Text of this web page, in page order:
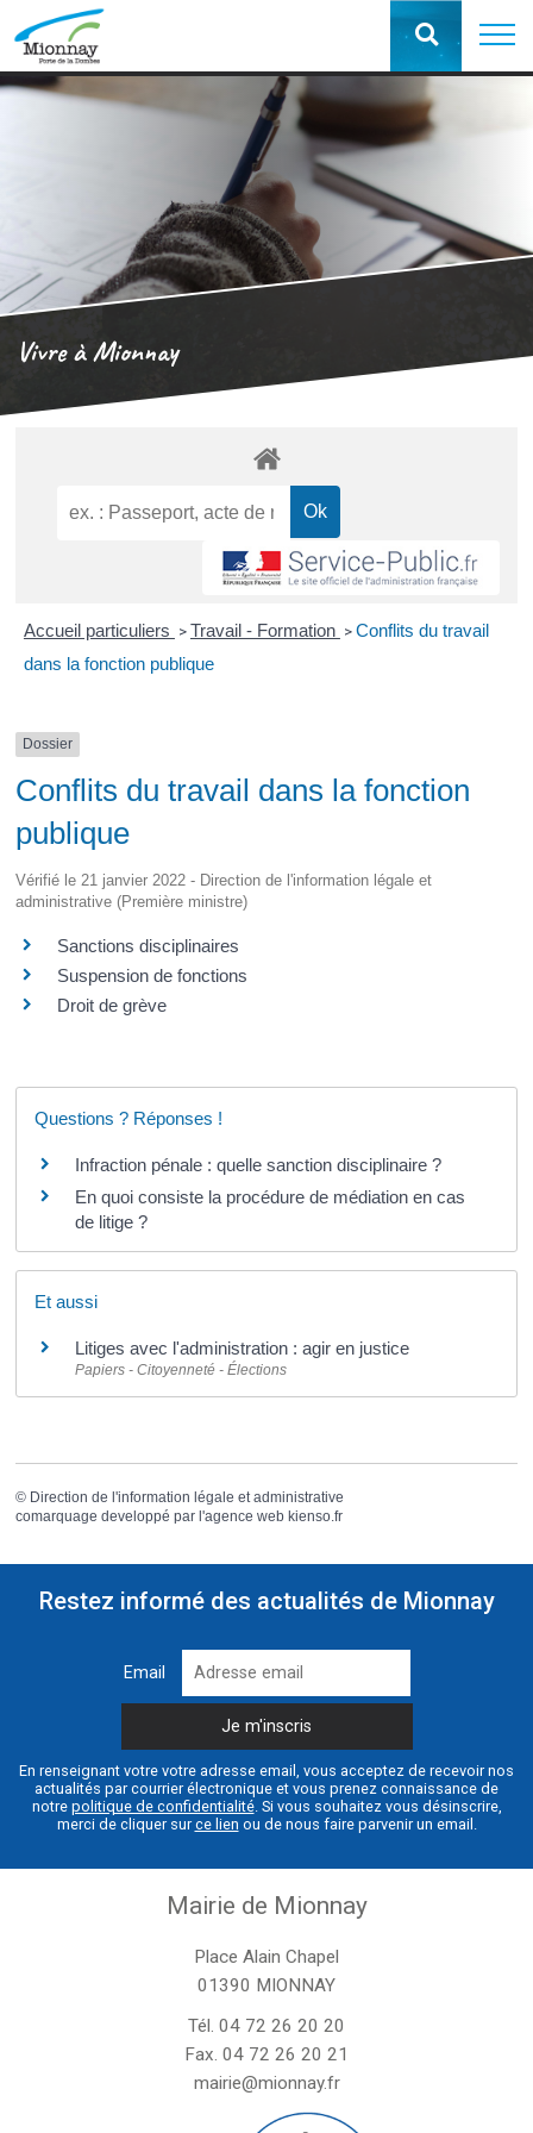
Vivre à Mionnay
Accueil particuliers > Travail - Formation > Conflits du travail
dans la fonction publique
Dossier
Conflits du travail dans la fonction
publique
Vérifié le 21 janvier 2022 - Direction de l'information légale et
administrative (Première ministre)
Sanctions disciplinaires
Suspension de fonctions
Droit de grève
Questions ? Réponses !
Infraction pénale : quelle sanction disciplinaire ?
En quoi consiste la procédure de médiation en cas
de litige ?
Et aussi
Litiges avec l'administration : agir en justice
Papiers - Citoyenneté - Élections
© Direction de l'information légale et administrative
comarquage developpé par l'agence web kienso.fr
Restez informé des actualités de Mionnay
Email
En renseignant votre votre adresse email, vous acceptez de recevoir nos
actualités par courrier électronique et vous prenez connaissance de
notre politique de confidentialité. Si vous souhaitez vous désinscrire,
merci de cliquer surce lien ou de nous faire parvenir un email.
Mairie de Mionnay
Place Alain Chapel
01390 MIONNAY
Tél. 04 72 26 20 20
Fax. 04 72 26 20 21
mairie@mionnay.fr